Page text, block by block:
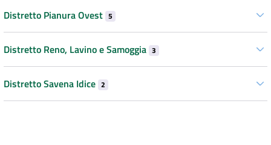
Distretto Pianura Ovest 5
Distretto Reno, Lavino e Samoggia 3
Distretto Savena Idice 2